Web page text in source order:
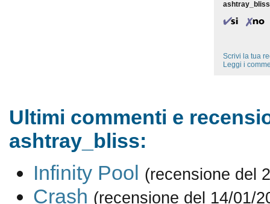
Scrivi la tua
Leggi i
Ultimi commenti e
ashtray_bliss:
Infinity Pool
(recensione del
Crash (recensione del 14/01/